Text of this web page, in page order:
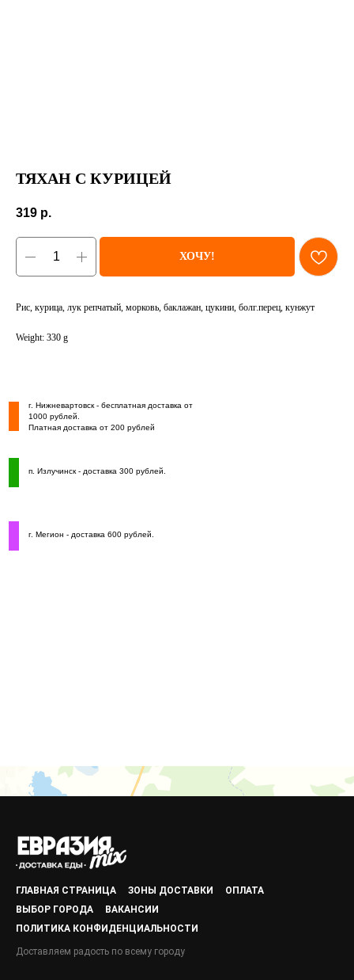
ТЯХАН С КУРИЦЕЙ
319 р.
ХОЧУ!
Рис, курица, лук репчатый, морковь, баклажан, цукини, болг.перец, кунжут
Weight: 330 g
г. Мегион - доставка 600 рублей.
п. Излучинск - доставка 300 рублей.
г. Нижневартовск - бесплатная доставка от
1000 рублей.
Платная доставка от 200 рублей
ГЛАВНАЯ СТРАНИЦА ЗОНЫ ДОСТАВКИ
ОПЛАТА
ВЫБОР ГОРОДА
ВАКАНСИИ
ПОЛИТИКА КОНФИДЕНЦИАЛЬНОСТИ
Доставляем радость по всему городу